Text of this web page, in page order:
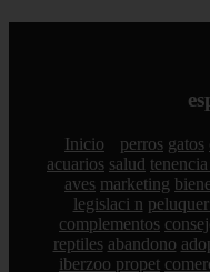
Inicio perros gatos
acuarios salud
aves marketing
legislaci n
complementos
reptiles abandono
iberzoo propet